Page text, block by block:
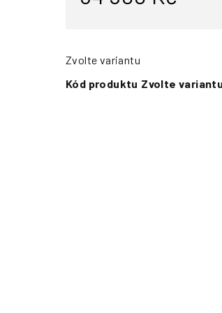
Zvolte variantu
Kód produktu Zvolte